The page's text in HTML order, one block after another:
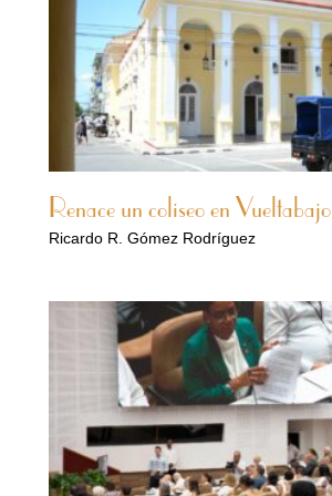
Renace un coliseo en Vueltabajo
Ricardo R. Gómez Rodríguez